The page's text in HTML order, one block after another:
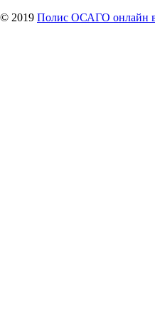
© 2019 Полис ОСАГО онлайн